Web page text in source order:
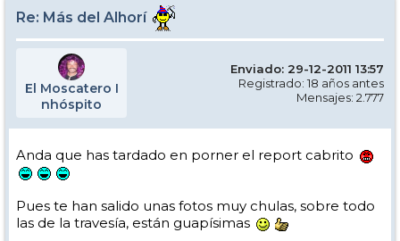
Re: Más del Alhorí
El Moscatero I
nhóspito
Enviado: 29-12-2011 13:57
Registrado: 18 años antes
Mensajes: 2.777
Anda que has tardado en porner el report cabrito
Pues te han salido unas fotos muy chulas, sobre todo
las de la travesía, están guapísimas